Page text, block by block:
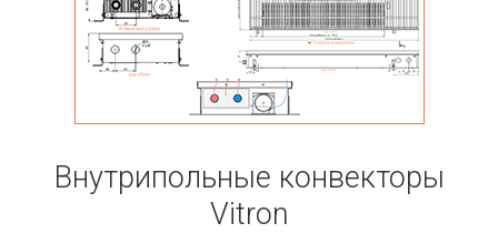
Внутрипольные конвекторы
Vitron